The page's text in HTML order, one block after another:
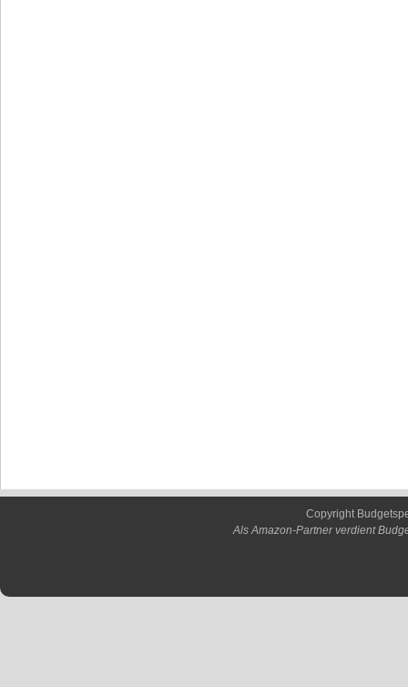
Copyright
Als Amazon-Partner verdient